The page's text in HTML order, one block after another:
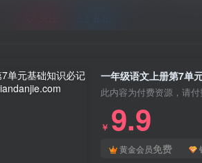
一年级语文上册第7单
此内容为付费资源，请
￥ 9.9
黄金会员免费